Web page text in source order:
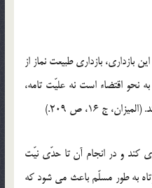
بازداری، بازداری طبیعت نماز از
نحو اقتضاء است نه علیّت تامه،
ج 16، ص 209.)
كند و در انجام آن تا حدّی نیّت
به طور مسلّم باعث می شود كه